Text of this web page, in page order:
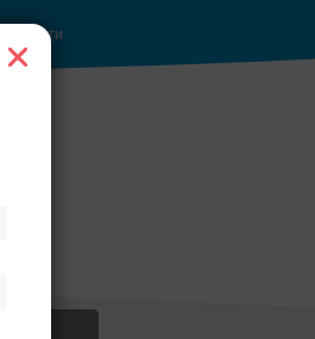
Войти